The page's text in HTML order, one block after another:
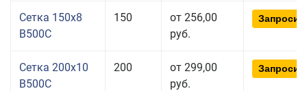
Сетка 150x8
В500С
150
от 256,00
руб.
Сетка 200x10
В500С
200
от 299,00
руб.